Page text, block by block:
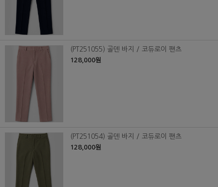
(PT251055) 골덴 바지 / 코듀로이 팬츠
128,000원
(PT251054) 골덴 바지 / 코듀로이 팬츠
128,000원